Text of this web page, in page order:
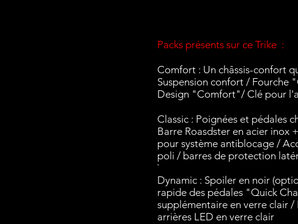
Packs présents sur ce Trike :
Comfort : Un châssis-confort
Suspension confort / Fourche
Design "Comfort"/ Clé pour
Classic : Poignées et pédales
Barre Roasdster en acier inox
pour système antiblocage /
poli / barres de protection
`
Dynamic : Spoiler en noir
rapide des pédales "Quick
supplémentaire en verre clair
arrières LED en verre clair